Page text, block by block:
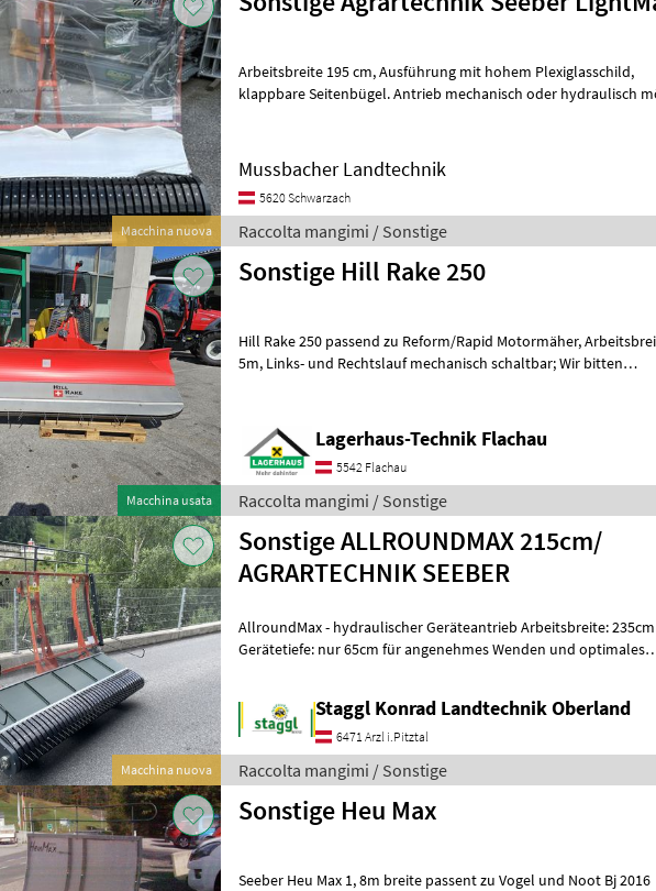
Macchina nuova
Arbeitsbreite 195 cm, Ausführung mit hohem Plexiglasschild,
klappbare Seitenbügel. Antrieb mechanisch oder hydraulisch
Mussbacher Landtechnik
5620 Schwarzach
Raccolta mangimi / Sonstige
Macchina usata
Sonstige Hill Rake 250
Hill Rake 250 passend zu Reform/Rapid Motormäher, Arbeitsbreite 2,
5m, Links- und Rechtslauf mechanisch schaltbar; Wir bitten
Lagerhaus-Technik Flachau
5542 Flachau
Raccolta mangimi / Sonstige
Macchina nuova
Sonstige ALLROUNDMAX 215cm/
AGRARTECHNIK SEEBER
AllroundMax - hydraulischer Geräteantrieb Arbeitsbreite: 235cm
Gerätetiefe: nur 65cm für angenehmes Wenden und optimales
Staggl Konrad Landtechnik Oberland
6471 Arzl i.Pitztal
Raccolta mangimi / Sonstige
Sonstige Heu Max
Seeber Heu Max 1, 8m breite passent zu Vogel und Noot Bj 2016